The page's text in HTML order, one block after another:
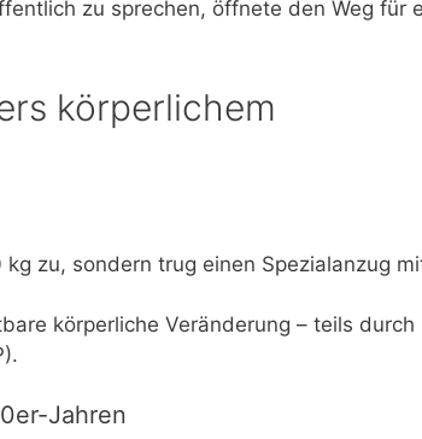
zu sprechen, öffnete den Weg für
körperlichem
kg zu, sondern trug einen Spezialanzug
körperliche Veränderung – teils durch
Jahren